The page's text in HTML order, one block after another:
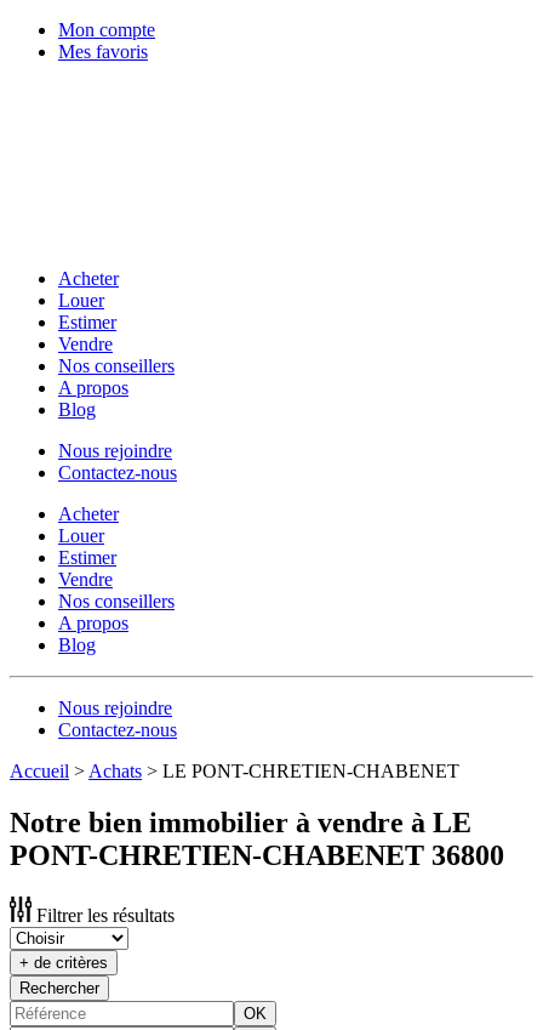
Mon compte
Mes favoris
Acheter
Louer
Estimer
Vendre
Nos conseillers
A propos
Blog
Nous rejoindre
Contactez-nous
Acheter
Louer
Estimer
Vendre
Nos conseillers
A propos
Blog
Nous rejoindre
Contactez-nous
Accueil > Achats > LE PONT-CHRETIEN-CHABENET
Notre bien immobilier à vendre à LE
PONT-CHRETIEN-CHABENET 36800
Filtrer les résultats
+ de critères
Rechercher
OK